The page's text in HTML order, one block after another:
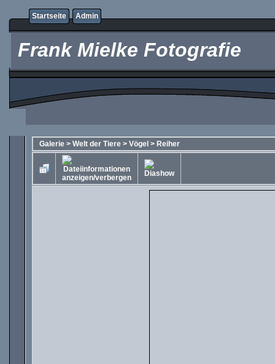
Startseite Admin
Frank Mielke Fotografie
Galerie > Welt der Tiere > Vögel > Reiher